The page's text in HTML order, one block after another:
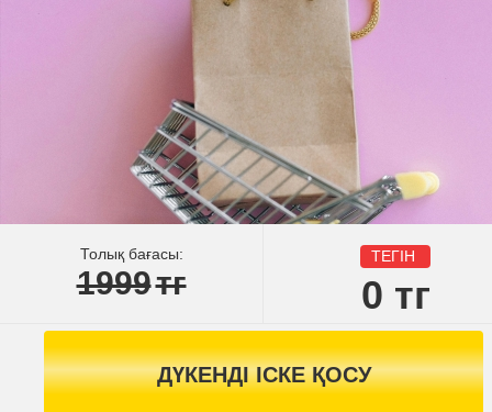
Толық бағасы:
1999тг
ТЕГІН
0 тг
ДҮКЕНДІ ІСКЕ ҚОСУ